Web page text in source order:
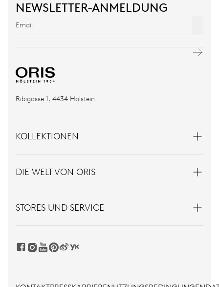
NEWSLETTER-ANMELDUNG
Ribigasse 1, 4434 Hölstein
KOLLEKTIONEN
DIE WELT VON ORIS
STORES UND SERVICE